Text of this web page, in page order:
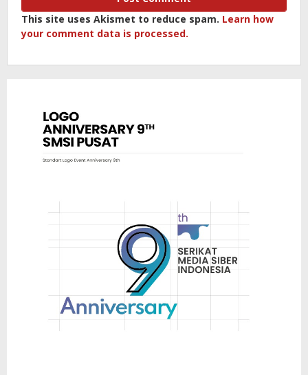
This site uses Akismet to reduce spam. Learn how
your comment data is processed.